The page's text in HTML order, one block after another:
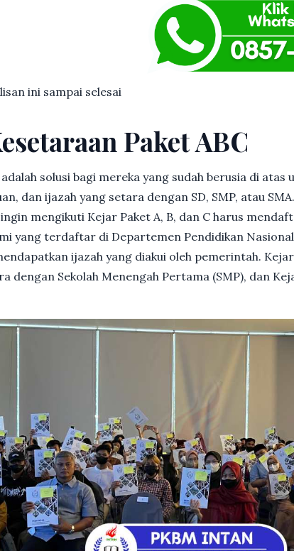
ini sampai selesai
Paket ABC
adalah solusi bagi mereka yang sudah berusia di
dan ijazah yang setara dengan SD, SMP, atau
mengikuti Kejar Paket A, B, dan C harus
yang terdaftar di Departemen Pendidikan
ijazah yang diakui oleh pemerintah.
dengan Sekolah Menengah Pertama (SMP), dan